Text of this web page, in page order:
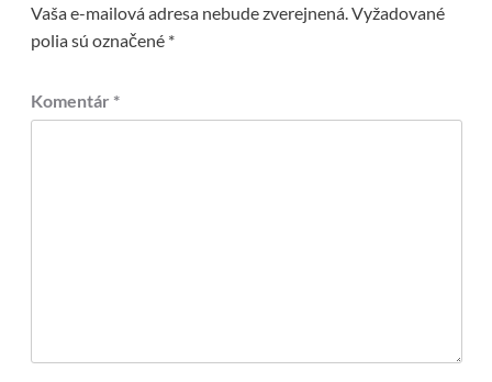
Vaša e-mailová adresa nebude zverejnená. Vyžadované
polia sú označené *
Komentár *